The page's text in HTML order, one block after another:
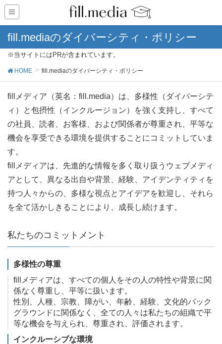
fill.mediaのダイバーシティ・ポリシー
※当サイトにはPRが含まれています。
HOME fill.mediaのダイバーシティ・ポリシー
fillメディア（英名：fill.media）は、多様性（ダイバーシテ
ィ）と包摂性（インクルージョン）を強く支持し、すべて
の社員、読者、お客様、および関係者が尊重され、平等な
機会を享受できる環境を提供することにコミットしていま
す。
fillメディアは、先進的な情報を多く取り扱うウェブメディ
アとして、異なる出自や背景、経験、アイデンティティを
持つ人々からの、多様な視点とアイデアを歓迎し、それら
を全て活かしきることにより、成長し続けます。
私たちのコミットメント
多様性の尊重
fillメディアは、すべての個人をその人の特性や背景に関
係なく尊重し、平等に扱います。
性別、人種、宗教、障がい、年齢、経験、文化的バック
グラウンドに関係なく、全ての人々は私たちの組織で平
等な機会を与えられ、尊重され、評価されます。
インクルーシブな環境